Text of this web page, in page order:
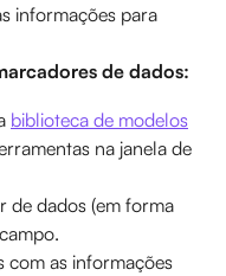
informações para
de dados:
biblioteca de modelos
na janela de
de dados (em forma
com as informações